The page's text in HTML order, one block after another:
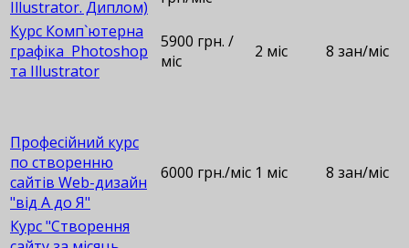
Illustrator. Диплом)
Курс Комп`ютерна
графіка Photoshop
та Illustrator
5900 грн. /
міс
2 міс 8 зан/міс
Професійний курс
по створенню
сайтів Web-дизайн
"від А до Я"
6000 грн./міс 1 міс 8 зан/міс
Курс "Створення